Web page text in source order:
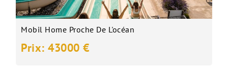
Mobil Home Proche De L'océan
Prix: 43000 €